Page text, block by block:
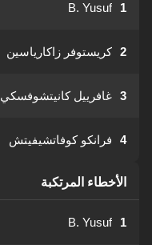
1
B. Yusuf
2 كريستوفر زاكارياسين
3 غافرييل كانيتشوفسكي
4 فرانكو كوفاتشيفيتش
الأخطاء المرتكبة
1
B. Yusuf